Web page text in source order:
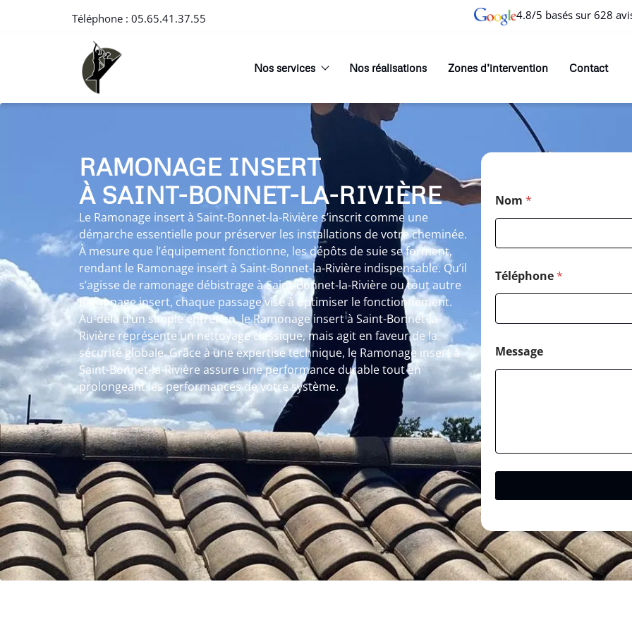
Téléphone : 05.65.41.37.55 4.8/5 basés sur 628
Nos services Nos réalisations Zones d’intervention Contact
RAMONAGE INSERT
À SAINT-BONNET-LA-RIVIÈRE
Le Ramonage insert à Saint-Bonnet-la-Rivière s’inscrit comme une
démarche essentielle pour préserver les installations de votre cheminée.
À mesure que l’équipement fonctionne, les dépôts de suie se forment,
rendant le Ramonage insert à Saint-Bonnet-la-Rivière indispensable. Qu’il
s’agisse de ramonage débistrage à Saint-Bonnet-la-Rivière ou tout autre
Ramonage insert, chaque passage vise à optimiser le fonctionnement.
Au-delà d’un simple entretien, le Ramonage insert à Saint-Bonnet-la-
Rivière représente un nettoyage classique, mais agit en faveur de la
sécurité globale. Grâce à une expertise technique, le Ramonage insert à
Saint-Bonnet-la-Rivière assure une performance durable tout en
prolongeant les performances de votre système.
Nom *
Téléphone*
Message